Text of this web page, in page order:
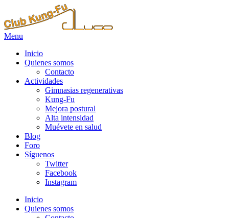
Menu
Inicio
Quienes somos
Contacto
Actividades
Gimnasias regenerativas
Kung-Fu
Mejora postural
Alta intensidad
Muévete en salud
Blog
Foro
Síguenos
Twitter
Facebook
Instagram
Inicio
Quienes somos